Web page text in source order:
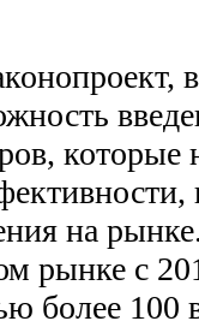
которые
на
рынке с
более 100